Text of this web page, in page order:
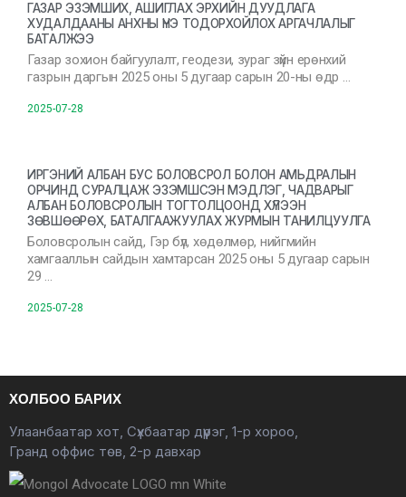
ГАЗАР ЭЗЭМШИХ, АШИГЛАХ ЭРХИЙН ДУУДЛАГА
ХУДАЛДААНЫ АНХНЫ ҮНЭ ТОДОРХОЙЛОХ АРГАЧЛАЛЫГ
БАТАЛЖЭЭ
Газар зохион байгуулалт, геодези, зураг зүйн ерөнхий
газрын даргын 2025 оны 5 дугаар сарын 20-ны өдр …
2025-07-28
ИРГЭНИЙ АЛБАН БУС БОЛОВСРОЛ БОЛОН АМЬДРАЛЫН
ОРЧИНД СУРАЛЦАЖ ЭЗЭМШСЭН МЭДЛЭГ, ЧАДВАРЫГ
АЛБАН БОЛОВСРОЛЫН ТОГТОЛЦООНД ХҮЛЭЭН
ЗӨВШӨӨРӨХ, БАТАЛГААЖУУЛАХ ЖУРМЫН ТАНИЛЦУУЛГА
Боловсролын сайд, Гэр бүл, хөдөлмөр, нийгмийн
хамгааллын сайдын хамтарсан 2025 оны 5 дугаар сарын
29 …
2025-07-28
ХОЛБОО БАРИХ
Улаанбаатар хот, Сүхбаатар дүүрэг, 1-р хороо,
Гранд оффис төв, 2-р давхар